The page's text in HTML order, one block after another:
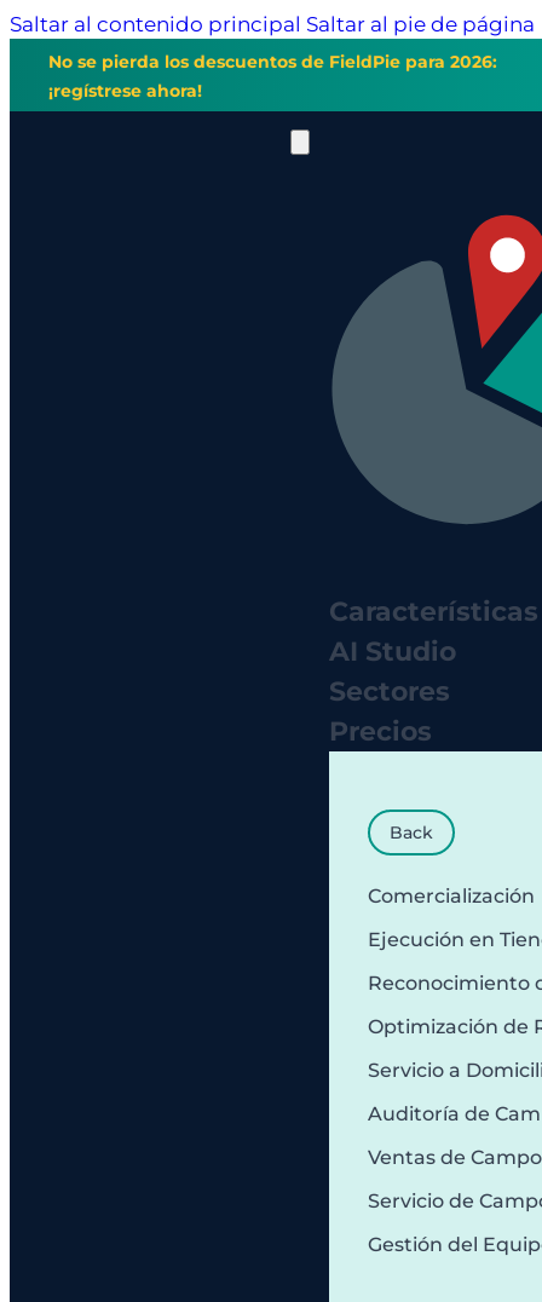
Saltar al contenido principal Saltar al pie de página
No se pierda los descuentos de FieldPie para 2026:
¡regístrese ahora!
Características
AI Studio
Sectores
Precios
Back
Comercialización
Ejecución en
Reconocimiento
Optimización de
Servicio a
Auditoría de
Ventas de Campo
Servicio de
Gestión del